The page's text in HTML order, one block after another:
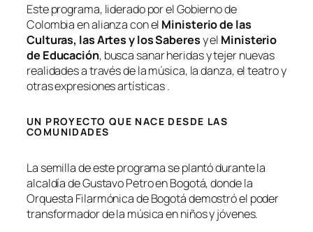
Este programa, liderado por el Gobierno de
Colombia en alianza con el Ministerio de las
Culturas, las Artes y los Saberesy el Ministerio
de Educación, busca sanar heridas y tejer nuevas
realidades a través de la música, la danza, el teatro y
otras expresiones artísticas .
UN PROYECTO QUE NACE DESDE LAS
COMUNIDADES
La semilla de este programa se plantó durante la
alcaldía de Gustavo Petro en Bogotá, donde la
Orquesta Filarmónica de Bogotá demostró el poder
transformador de la música en niños y jóvenes.